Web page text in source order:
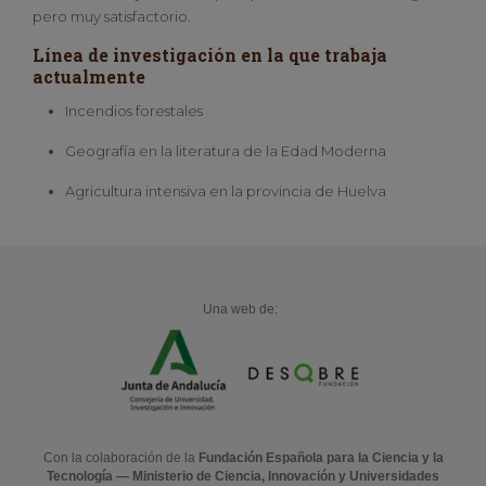
pero muy satisfactorio.
Línea de investigación en la que trabaja
actualmente
Incendios forestales
Geografía en la literatura de la Edad Moderna
Agricultura intensiva en la provincia de Huelva
Una web de:
Con la colaboración de la Fundación Española para la Ciencia y la
Tecnología — Ministerio de Ciencia, Innovación y Universidades